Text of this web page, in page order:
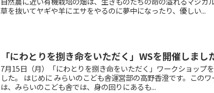
草を抜いてヤギや羊にエサをやるのに夢中になったり、優しい...
「にわとりを捌き命をいただく」WSを開催しまし
7月15日（月）「にわとりを捌き命をいただく」ワークショップ
した。 はじめに みらいのこども舎運営部の高野香澄です。この
は、みらいのこども舎では、身の回りにあるも...